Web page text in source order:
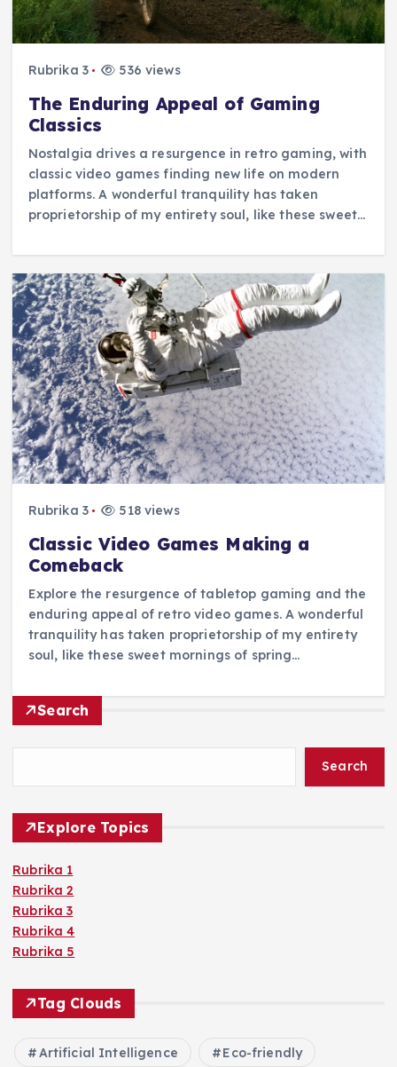
Rubrika 3 536 views
The Enduring Appeal of Gaming
Classics
Nostalgia drives a resurgence in retro gaming, with
classic video games finding new life on modern
platforms. A wonderful tranquility has taken
proprietorship of my entirety soul, like these sweet…
Rubrika 3 518 views
Classic Video Games Making a
Comeback
Explore the resurgence of tabletop gaming and the
enduring appeal of retro video games. A wonderful
tranquility has taken proprietorship of my entirety
soul, like these sweet mornings of spring…
Search
Search
Explore Topics
Rubrika 1
Rubrika 2
Rubrika 3
Rubrika 4
Rubrika 5
Tag Clouds
Artificial Intelligence Eco-friendly